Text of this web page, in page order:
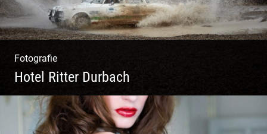
Fotografie
Hotel Ritter Durbach
Matsch|Oldtimer|Männer|Spass